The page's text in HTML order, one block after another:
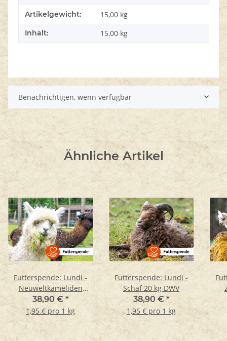
Artikelgewicht: 15,00 kg
Inhalt: 15,00 kg
Benachrichtigen, wenn verfügbar
Ähnliche Artikel
Futterspende: Lundi -
Neuweltkameliden
(Alpaka) Pellets - 20 kg
DWV
38,90 € *
1,95 € pro 1 kg
Futterspende: Lundi -
Schaf 20 kg DWV
38,90 €*
1,95 € pro 1 kg